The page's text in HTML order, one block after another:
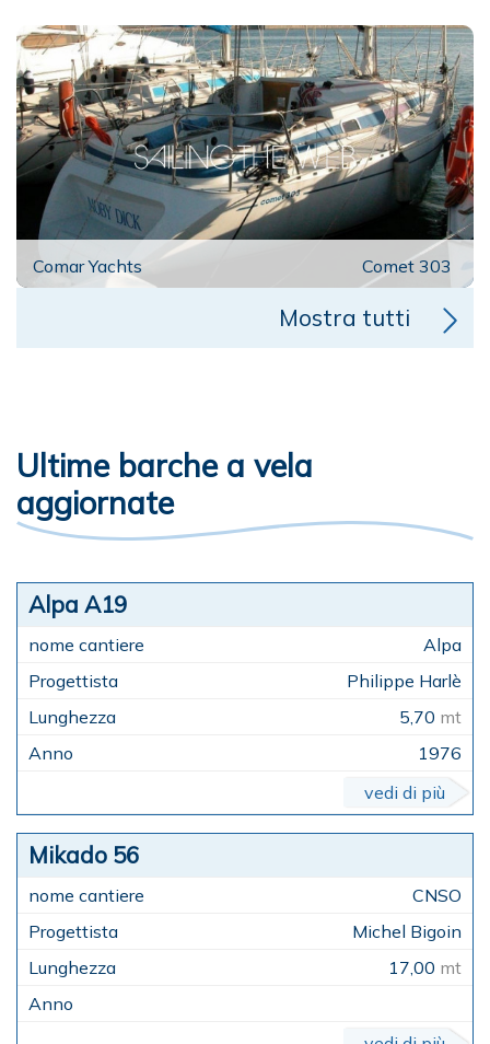
Comar Yachts Comet 303
Mostra tutti
Ultime barche a vela
aggiornate
Alpa A19
Alpa
Philippe Harlè
5,70 mt
1976
vedi di più
Mikado 56
CNSO
Michel Bigoin
17,00 mt